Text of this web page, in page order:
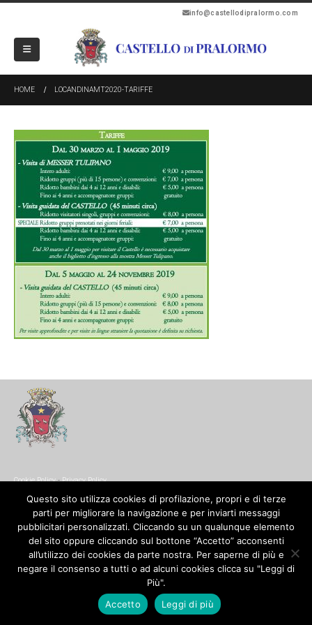
info@castellodipralormo.com
HOME LOCANDINAMT2020-TARIFFE
Cookie Policy-Privacy Policy
© Copyright 2017. All Rights Reserved.
Questo sito utilizza cookies di profilazione, propri e di terze
parti per migliorare la navigazione e per inviarti messaggi
pubblicitari personalizzati. Cliccando su un qualunque elemento
del sito oppure cliccando sul bottone “Accetto” acconsenti
all’utilizzo dei cookies da parte nostra. Per saperne di più e
negare il consenso a tutti o ad alcuni cookies clicca su "Leggi di
Più".
Accetto
Leggi di più